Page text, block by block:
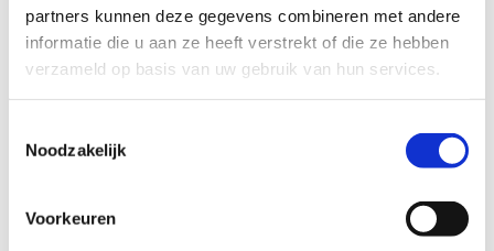
partners kunnen deze gegevens combineren met andere
informatie die u aan ze heeft verstrekt of die ze hebben
verzameld op basis van uw gebruik van hun services.
Noodzakelijk
Voorkeuren